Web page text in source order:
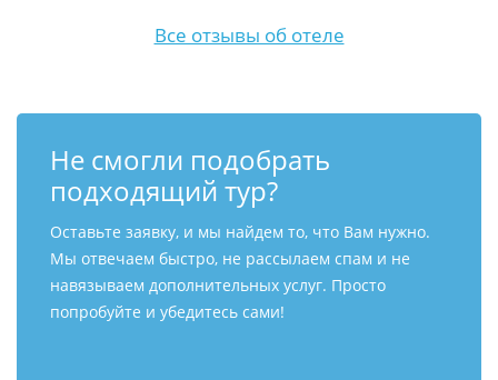
Все отзывы об отеле
Не смогли подобрать
подходящий тур?
Оставьте заявку, и мы найдем то, что Вам нужно.
Мы отвечаем быстро, не рассылаем спам и не
навязываем дополнительных услуг. Просто
попробуйте и убедитесь сами!